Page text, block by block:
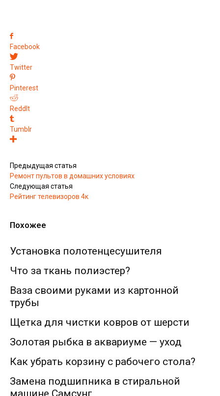
Facebook
Twitter
Pinterest
ReddIt
Tumblr
Предыдущая статья
Ремонт пультов в домашних условиях
Следующая статья
Рейтинг телевизоров 4к
Похожее
Установка полотенцесушителя
Что за ткань полиэстер?
Ваза своими руками из картонной
трубы
Щетка для чистки ковров от шерсти
Золотая рыбка в аквариуме — уход
Как убрать корзину с рабочего стола?
Замена подшипника в стиральной
машине Самсунг